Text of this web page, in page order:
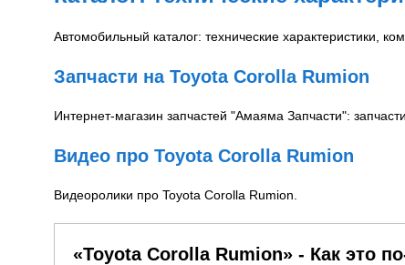
Автомобильный каталог: технические характеристики,
Запчасти на Toyota Corolla Rumion
Интернет-магазин запчастей "Амаяма Запчасти":
Видео про Toyota Corolla Rumion
Видеоролики про Toyota Corolla Rumion.
«Toyota Corolla Rumion» - Как это